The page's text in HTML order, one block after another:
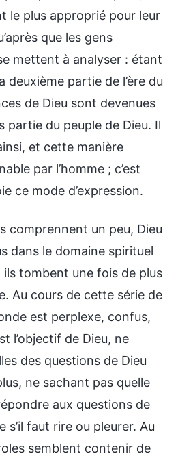
le plus approprié pour leur
que les gens
mettent à analyser : étant
deuxième partie de l’ère du
de Dieu sont devenues
partie du peuple de Dieu. Il
et cette manière
par l’homme ; c’est
ce mode d’expression.
comprennent un peu, Dieu
dans le domaine spirituel
tombent une fois de plus
Au cours de cette série de
est perplexe, confus,
l’objectif de Dieu, ne
des questions de Dieu
ne sachant pas quelle
aux questions de
s’il faut rire ou pleurer. Au
semblent contenir de